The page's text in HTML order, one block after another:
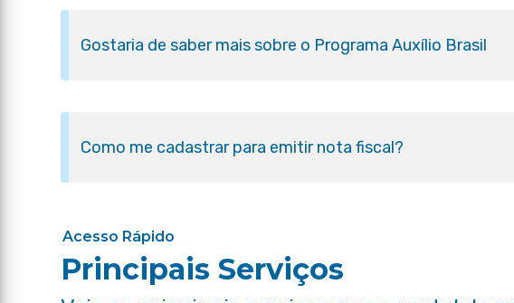
Gostaria de saber mais sobre o Programa Auxílio Brasil
Como me cadastrar para emitir nota fiscal?
Acesso Rápido
Principais Serviços